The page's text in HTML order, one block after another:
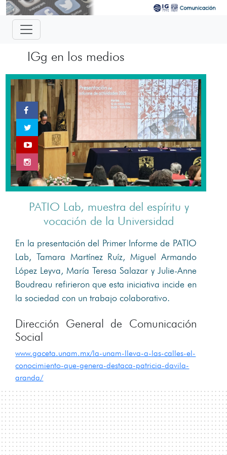
IGg en los medios
PATIO Lab, muestra del espíritu y
vocación de la Universidad
En la presentación del Primer Informe de PATIO
Lab, Tamara Martínez Ruíz, Miguel Armando
López Leyva, María Teresa Salazar y Julie-Anne
Boudreau refirieron que esta iniciativa incide en
la sociedad con un trabajo colaborativo.
Dirección General de Comunicación
Social
www.gaceta.unam.mx/la-unam-lleva-a-las-calles-el-
conocimiento-que-genera-destaca-patricia-davila-
aranda/